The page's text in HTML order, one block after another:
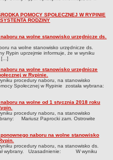
urzędnicze
Instytucja kultury, OSP
POMOCY SPOŁECZNEJ W RYPINIE
RODZINY
na wolne stanowisko urzędnicze ds.
na wolne stanowisko urzędnicze ds.
Rypin uprzejmie informuje, że w wyniku
na wolne stanowisko urzędnicze
w Rypinie.
procedury naboru, na stanowisko
Społecznej w Rypinie została wybrana:
na wolne od 1 stycznia 2018 roku
procedury naboru, na stanowisko
Mariusz Paprocki zam. Ostrowite
naboru na wolne stanowisko
procedury naboru, na stanowisko ds.
wybrany. Uzasadnienie: W wyniku